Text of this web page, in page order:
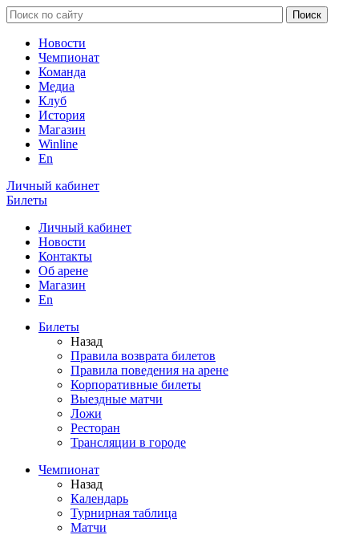
Новости
Чемпионат
Команда
Медиа
Клуб
История
Магазин
Winline
En
Личный кабинет
Билеты
Личный кабинет
Новости
Контакты
Об арене
Магазин
En
Билеты
Назад
Правила возврата билетов
Правила поведения на арене
Корпоративные билеты
Выездные матчи
Ложи
Ресторан
Трансляции в городе
Чемпионат
Назад
Календарь
Турнирная таблица
Матчи